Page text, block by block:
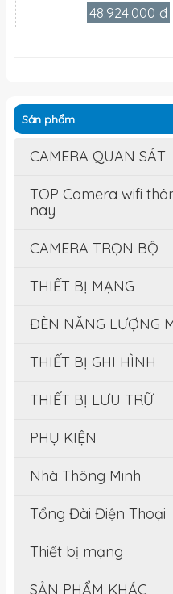
48.924.000 đ
Sản phẩm
CAMERA QUAN SÁT
TOP Camera wifi
nay
CAMERA TRỌN BỘ
THIẾT BỊ MẠNG
ĐÈN NĂNG LƯỢNG
THIẾT BỊ GHI HÌNH
THIẾT BỊ LƯU TRỮ
PHỤ KIỆN
Nhà Thông Minh
Tổng Đài Điện Thoại
Thiết bị mạng
SẢN PHẨM KHÁC